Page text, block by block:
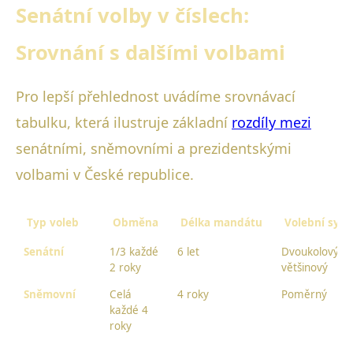
Senátní volby v číslech:
Srovnání s dalšími volbami
Pro lepší přehlednost uvádíme srovnávací
tabulku, která ilustruje základní rozdíly mezi
senátními, sněmovními a prezidentskými
volbami v České republice.
Typ voleb Obměna Délka mandátu Volební
Senátní
1/3 každé
2 roky
6 let
Dvoukolový
většinový
Sněmovní
Celá
každé 4
roky
4 roky Poměrný